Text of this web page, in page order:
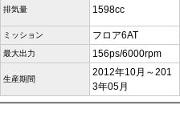
排気量 1598cc
ミッション フロア6AT
最大出力 156ps/6000rpm
生産期間
2012年10月～201
3年05月